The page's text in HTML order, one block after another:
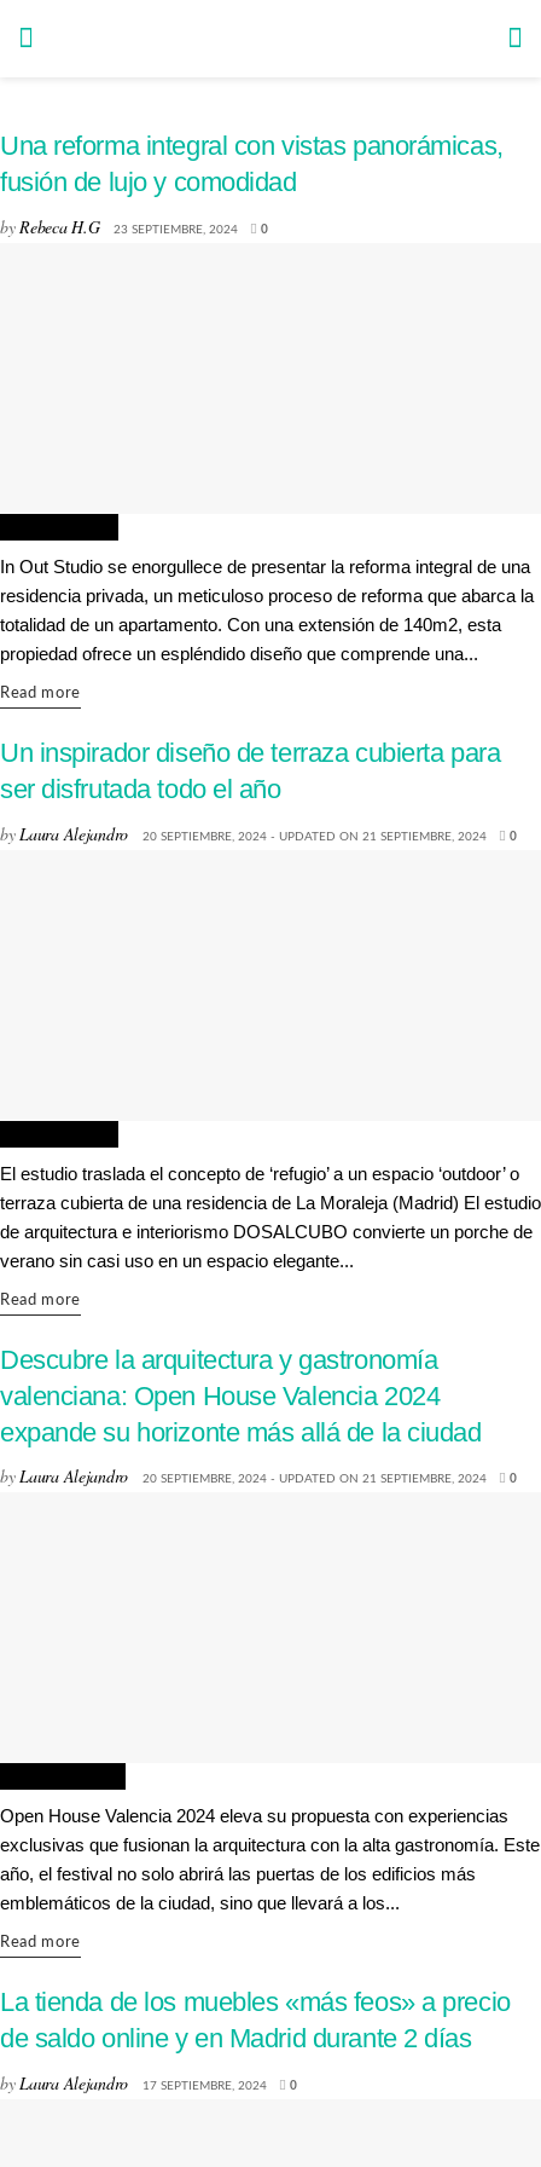
Una reforma integral con vistas panorámicas,
fusión de lujo y comodidad
byRebeca H.G 23 SEPTIEMBRE, 2024 0
In Out Studio se enorgullece de presentar la reforma integral de una
residencia privada, un meticuloso proceso de reforma que abarca la
totalidad de un apartamento. Con una extensión de 140m2, esta
propiedad ofrece un espléndido diseño que comprende una...
Read moreDetails
Un inspirador diseño de terraza cubierta para
ser disfrutada todo el año
by Laura Alejandro 20 SEPTIEMBRE, 2024 - UPDATED ON 21 SEPTIEMBRE, 2024 0
El estudio traslada el concepto de ‘refugio’ a un espacio ‘outdoor’ o
terraza cubierta de una residencia de La Moraleja (Madrid) El estudio
de arquitectura e interiorismo DOSALCUBO convierte un porche de
verano sin casi uso en un espacio elegante...
Read moreDetails
Descubre la arquitectura y gastronomía
valenciana: Open House Valencia 2024
expande su horizonte más allá de la ciudad
byLaura Alejandro 20 SEPTIEMBRE, 2024 - UPDATED ON 21 SEPTIEMBRE, 2024 0
Open House Valencia 2024 eleva su propuesta con experiencias
exclusivas que fusionan la arquitectura con la alta gastronomía. Este
año, el festival no solo abrirá las puertas de los edificios más
emblemáticos de la ciudad, sino que llevará a los...
Read moreDetails
La tienda de los muebles «más feos» a precio
de saldo online y en Madrid durante 2 días
byLaura Alejandro 17 SEPTIEMBRE, 2024 0